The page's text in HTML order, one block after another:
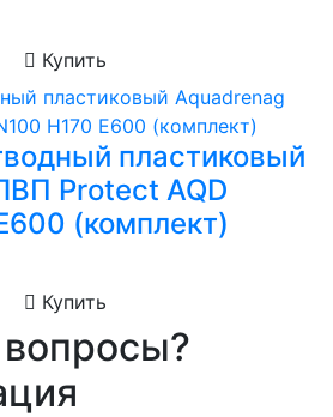
Купить
пластиковый
Protect AQD
(комплект)
Купить